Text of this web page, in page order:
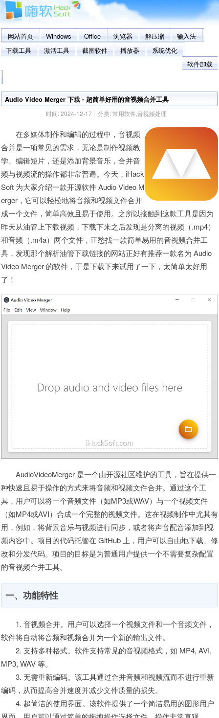
网站首页 Windows Office 浏览器 解压缩
输入法
下载工具
激活工具 截图软件 播放器
系统优化
软件卸载
Audio Video Merger 下载 - 超简单好用的音视频合并工具
时间:2024-12-17 分类:常用软件,音视频处理
在多媒体制作和编辑的过程中，音视频
合并是一项常见的需求，无论是制作视频教
学、编辑短片，还是添加背景音乐，合并音
频与视频流的操作都非常普遍。今天，iHack
Soft 为大家介绍一款开源软件 Audio Video M
erger，它可以轻松地将音频和视频文件合并
成一个文件，简单高效且易于使用。之所以接触到这款工具是因为
昨天从油管上下载视频，下载下来之后发现是分离的视频（.mp4）
和音频（.m4a）两个文件，正愁找一款简单易用的音视频合并工
具，发现那个解析油管下载链接的网站正好有推荐一款名为 Audio
Video Merger 的软件，于是下载下来试用了一下，太简单太好用
了！
AudioVideoMerger 是一个由开源社区维护的工具，旨在提供一
种快速且易于操作的方式来将音频和视频文件合并。通过这个工
具，用户可以将一个音频文件（如MP3或WAV）与一个视频文件
（如MP4或AVI）合成一个完整的视频文件。这在视频制作中尤其有
用，例如，将背景音乐与视频进行同步，或者将声音配音添加到视
频内容中。项目的代码托管在 GitHub 上，用户可以自由地下载、修
改和分发代码。项目的目标是为普通用户提供一个不需要复杂配置
的音视频合并工具。
一、功能特性
1. 音视频合并。用户可以选择一个视频文件和一个音频文件，
软件将自动将音频和视频合并为一个新的输出文件。
2. 支持多种格式。软件支持常见的音视频格式，如 MP4, AVI,
MP3, WAV 等。
3. 无需重新编码。该工具通过合并音频和视频流而不进行重新
编码，从而提高合并速度并减少文件质量的损失。
4. 超简洁的使用界面。该软件提供了一个简洁易用的图形用户